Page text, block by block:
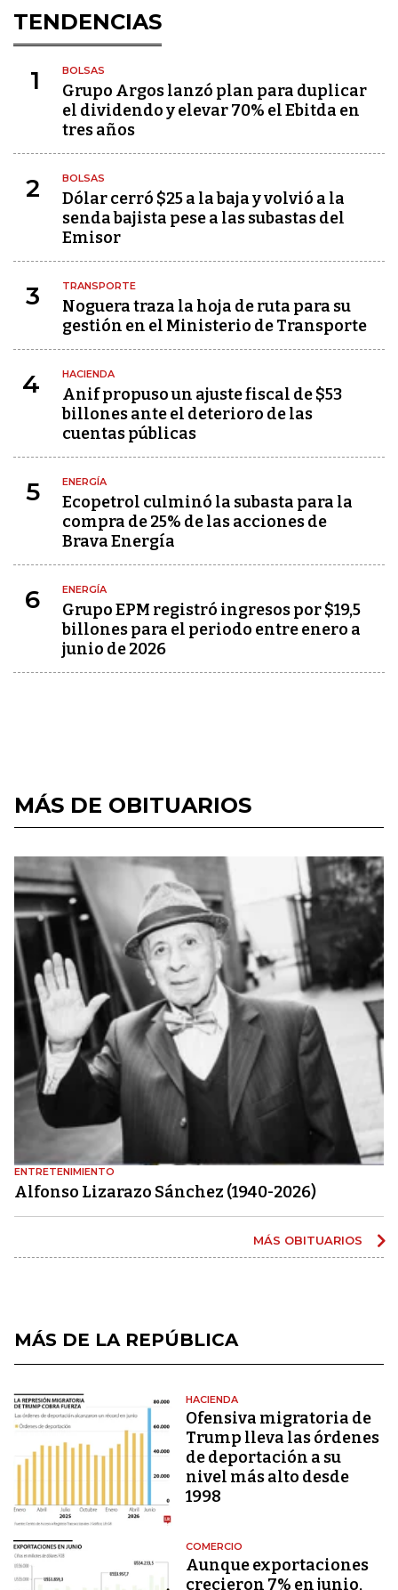
TENDENCIAS
1 BOLSAS
Grupo Argos lanzó plan para duplicar
el dividendo y elevar 70% el Ebitda en
tres años
2 BOLSAS
Dólar cerró $25 a la baja y volvió a la
senda bajista pese a las subastas del
Emisor
3 TRANSPORTE
Noguera traza la hoja de ruta para su
gestión en el Ministerio de Transporte
4 HACIENDA
Anif propuso un ajuste fiscal de $53
billones ante el deterioro de las
cuentas públicas
5 ENERGÍA
Ecopetrol culminó la subasta para la
compra de 25% de las acciones de
Brava Energía
6 ENERGÍA
Grupo EPM registró ingresos por $19,5
billones para el periodo entre enero a
junio de 2026
MÁS DE OBITUARIOS
ENTRETENIMIENTO
Alfonso Lizarazo Sánchez (1940-2026)
MÁS OBITUARIOS
MÁS DE LA REPÚBLICA
HACIENDA
Ofensiva migratoria de
Trump lleva las órdenes
de deportación a su
nivel más alto desde
1998
COMERCIO
Aunque exportaciones
crecieron 7% en junio,